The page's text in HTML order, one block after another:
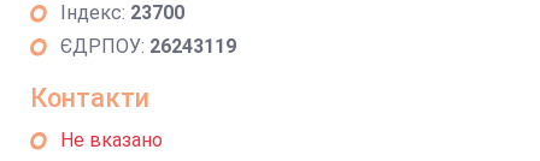
Індекс: 23700
ЄДРПОУ: 26243119
Контакти
Не вказано